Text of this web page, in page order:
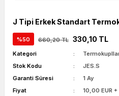
J Tipi Erkek Standart
%50 660,20 TL 330,10 TL
Kategori
Stok Kodu
JES.S
Garanti Süresi
1 Ay
Fiyat
10,00 EUR +